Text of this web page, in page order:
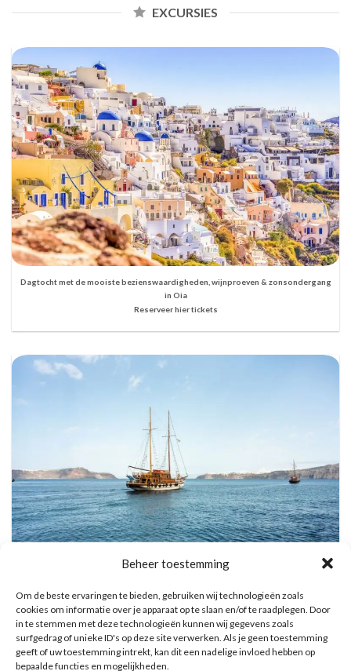
Beheer toestemming
Om de beste ervaringen te bieden, gebruiken wij technologieën zoals
cookies om informatie over je apparaat op te slaan en/of te raadplegen. Door
in te stemmen met deze technologieën kunnen wij gegevens zoals
surfgedrag of unieke ID's op deze site verwerken. Als je geen toestemming
geeft of uw toestemming intrekt, kan dit een nadelige invloed hebben op
bepaalde functies en mogelijkheden.
EXCURSIES
Dagtocht met de mooiste bezienswaardigheden, wijnproeven & zonsondergang
in Oia
Reserveer hier tickets